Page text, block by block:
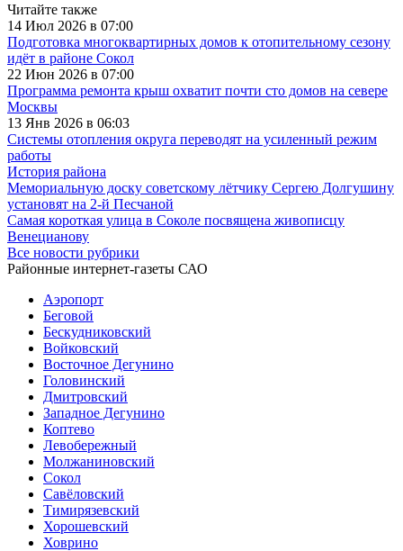
Читайте также
14 Июл 2026 в 07:00
Подготовка многоквартирных домов к отопительному сезону
идёт в районе Сокол
22 Июн 2026 в 07:00
Программа ремонта крыш охватит почти сто домов на севере
Москвы
13 Янв 2026 в 06:03
Системы отопления округа переводят на усиленный режим
работы
История района
Мемориальную доску советскому лётчику Сергею Долгушину
установят на 2-й Песчаной
Самая короткая улица в Соколе посвящена живописцу
Венецианову
Все новости рубрики
Районные интернет-газеты САО
Аэропорт
Беговой
Бескудниковский
Войковский
Восточное Дегунино
Головинский
Дмитровский
Западное Дегунино
Коптево
Левобережный
Молжаниновский
Сокол
Савёловский
Тимирязевский
Хорошевский
Ховрино